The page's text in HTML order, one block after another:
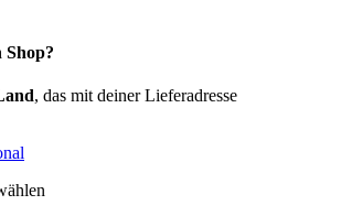
, das mit deiner Lieferadresse